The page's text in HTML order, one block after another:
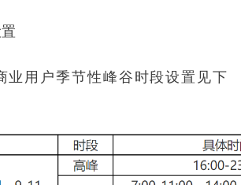
业用户季节性峰谷时段设置见下